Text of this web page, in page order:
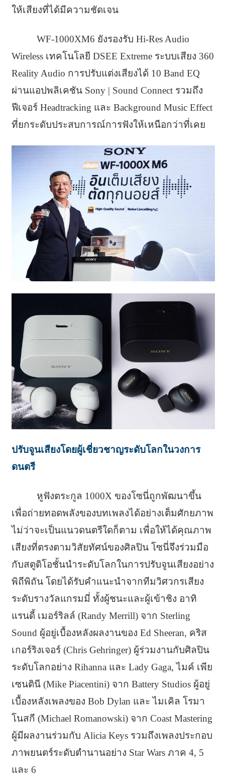
ให้เสียงที่ได้มีความชัดเจน
WF-1000XM6 ยังรองรับ Hi-Res Audio
Wireless เทคโนโลยี DSEE Extreme ระบบเสียง 360
Reality Audio การปรับแต่งเสียงได้ 10 Band EQ
ผ่านแอปพลิเคชัน Sony | Sound Connect รวมถึง
ฟีเจอร์ Headtracking และ Background Music Effect
ที่ยกระดับประสบการณ์การฟังให้เหนือกว่าที่เคย
ปรับจูนเสียงโดยผู้เชี่ยวชาญระดับโลกในวงการ
ดนตรี
หูฟังตระกูล 1000X ของโซนี่ถูกพัฒนาขึ้น
เพื่อถ่ายทอดพลังของบทเพลงได้อย่างเต็มศักยภาพ
ไม่ว่าจะเป็นแนวดนตรีใดก็ตาม เพื่อให้ได้คุณภาพ
เสียงที่ตรงตามวิสัยทัศน์ของศิลปิน โซนี่จึงร่วมมือ
กับสตูดิโอชั้นนำระดับโลกในการปรับจูนเสียงอย่าง
พิถีพิถัน โดยได้รับคำแนะนำจากทีมวิศวกรเสียง
ระดับรางวัลแกรมมี่ ทั้งผู้ชนะและผู้เข้าชิง อาทิ
แรนดี้ เมอร์ริลล์ (Randy Merrill) จาก Sterling
Sound ผู้อยู่เบื้องหลังผลงานของ Ed Sheeran, คริส
เกอร์ริงเจอร์ (Chris Gehringer) ผู้ร่วมงานกับศิลปิน
ระดับโลกอย่าง Rihanna และ Lady Gaga, ไมค์ เพีย
เซนตินี (Mike Piacentini) จาก Battery Studios ผู้อยู่
เบื้องหลังเพลงของ Bob Dylan และ ไมเคิล โรมา
โนสกี (Michael Romanowski) จาก Coast Mastering
ผู้มีผลงานร่วมกับ Alicia Keys รวมถึงเพลงประกอบ
ภาพยนตร์ระดับตำนานอย่าง Star Wars ภาค 4, 5
และ 6